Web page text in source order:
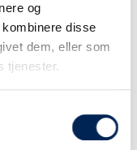
og
disse
dem, eller som
tjenester.
på